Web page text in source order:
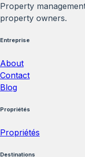
Property
property owners.
Entreprise
About
Contact
Blog
Propriétés
Propriétés
Destinations